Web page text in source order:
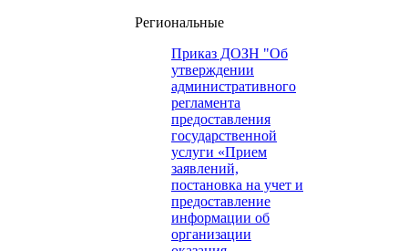
Региональные
Приказ ДОЗН "Об
утверждении
административного
регламента
предоставления
государственной
услуги «Прием
заявлений,
постановка на учет и
предоставление
информации об
организации